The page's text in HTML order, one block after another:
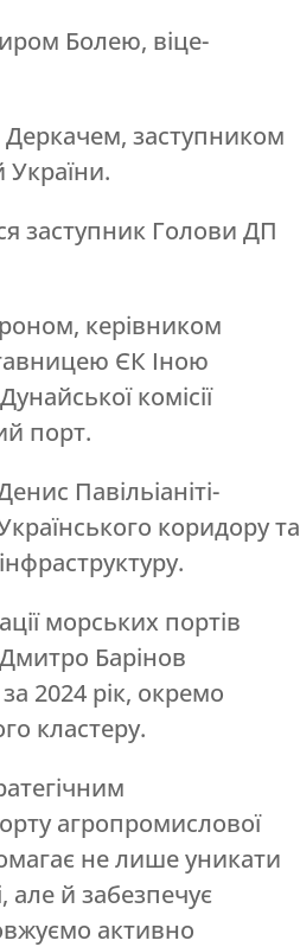
Болею, віце-
Деркачем, заступником
України.
заступник Голови ДП
керівником
ЄК Іною
комісії
порт.
Павільіаніті-
коридору та
морських портів
Барінов
2024 рік, окремо
кластеру.
агропромислової
не лише уникати
але й забезпечує
активно